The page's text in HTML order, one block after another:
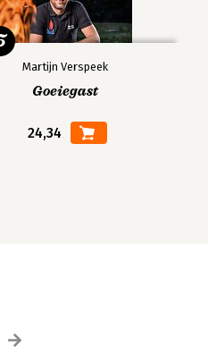
Martijn Verspeek
Goeiegast
24,34